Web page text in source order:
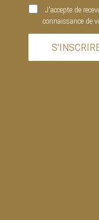
J'accepte de
connaissance de